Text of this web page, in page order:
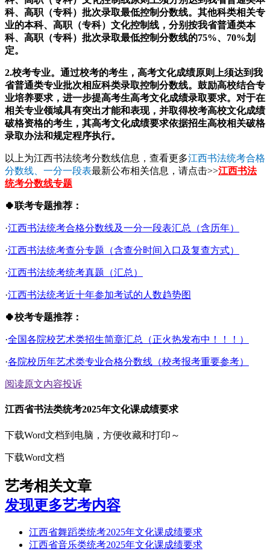
科、高职（专科）批次录取最低控制分数线。其他科类相关专
业的本科、高职（专科）文化控制线，分别按我省普通类本
科、高职（专科）批次录取最低控制分数线的75%、70%划
定。
2.校考专业。通过校考的考生，高考文化成绩原则上须达到我
省普通类专业批次相应科类录取控制分数线。鼓励高校结合专
业培养要求，进一步提高考生高考文化成绩录取要求。对于在
相关专业领域具有突出才能和表现，并取得校考高校文化成绩
破格资格的考生，其高考文化成绩要求依据招生高校相关破格
录取办法和规定程序执行。
以上为江西书法统考分数线信息，查看更多江西书法统考合格
分数线、一分一段表最新公布相关信息，请点击>>江西书法
统考分数线专题
🍀联考专题推荐：
·江西书法统考合格分数线及一分一段表汇总（含历年）
·江西书法统考查分专题（含查分时间入口及复查方式）
·江西书法统考统考真题（汇总）
·江西书法统考近十年参加考试的人数趋势图
🍀校考专题推荐：
·全国各院校艺术类招生简章汇总（正火热发布中！！！）
·各院校历年艺术类专业合格分数线（校考报考重要参考）
阅读原文内容投诉
江西省书法类统考2025年文化课成绩要求
下载Word文档到电脑，方便收藏和打印～
下载Word文档
艺考相关文章
发现更多艺考内容
江西省舞蹈类统考2025年文化课成绩要求
江西省音乐类统考2025年文化课成绩要求